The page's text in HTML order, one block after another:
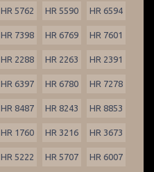
HR 5762 HR 5590 HR 6594
HR 7398 HR 6769 HR 7601
HR 2288 HR 2263 HR 2391
HR 6397 HR 6780 HR 7278
HR 8487 HR 8243 HR 8853
HR 1760 HR 3216 HR 3673
HR 5222 HR 5707 HR 6007